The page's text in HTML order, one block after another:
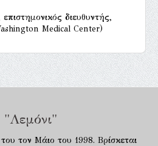
διευθυντής,
Medical Center)
"Λεμόνι"
τον Μάιο του 1998. Βρίσκεται